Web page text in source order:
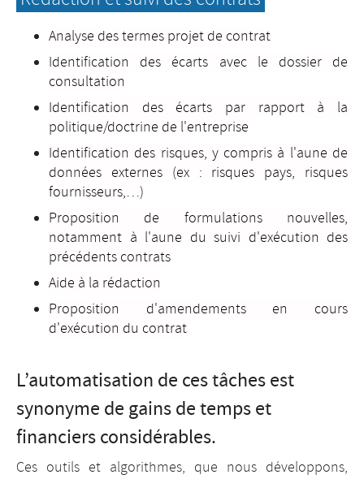
Analyse des termes projet de contrat
Identification des écarts avec le dossier de
consultation
Identification des écarts par rapport à la
politique/doctrine de l'entreprise
Identification des risques, y compris à l'aune de
données externes (ex : risques pays, risques
fournisseurs,…)
Proposition de formulations nouvelles,
notamment à l'aune du suivi d'exécution des
précédents contrats
Aide à la rédaction
Proposition d'amendements en cours
d'exécution du contrat
L’automatisation de ces tâches est
synonyme de gains de temps et
financiers considérables.
Ces outils et algorithmes, que nous développons,